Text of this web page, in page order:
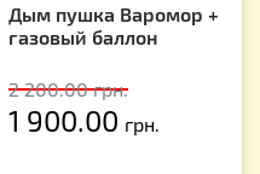
Дым пушка Варомор +
газовый баллон
2 200.00грн.
1 900.00 грн.